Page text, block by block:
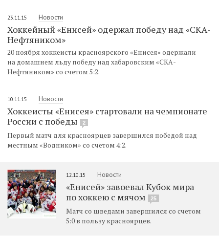
23.11.15 Новости
Хоккейный «Енисей» одержал победу над «СКА-
Нефтяником»
20 ноября хоккеисты красноярского «Енисея» одержали
на домашнем льду победу над хабаровским «СКА-
Нефтяником» со счетом 5:2.
10.11.15 Новости
Хоккеисты «Енисея» стартовали на чемпионате
России с победы
2
Первый матч для красноярцев завершился победой над
местным «Водником» со счетом 4:2.
12.10.15 Новости
«Енисей» завоевал Кубок мира
по хоккею с мячом
25
Матч со шведами завершился со счетом
5:0 в пользу красноярцев.